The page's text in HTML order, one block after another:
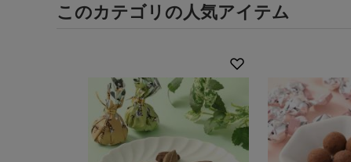
このカテゴリの人気アイテム